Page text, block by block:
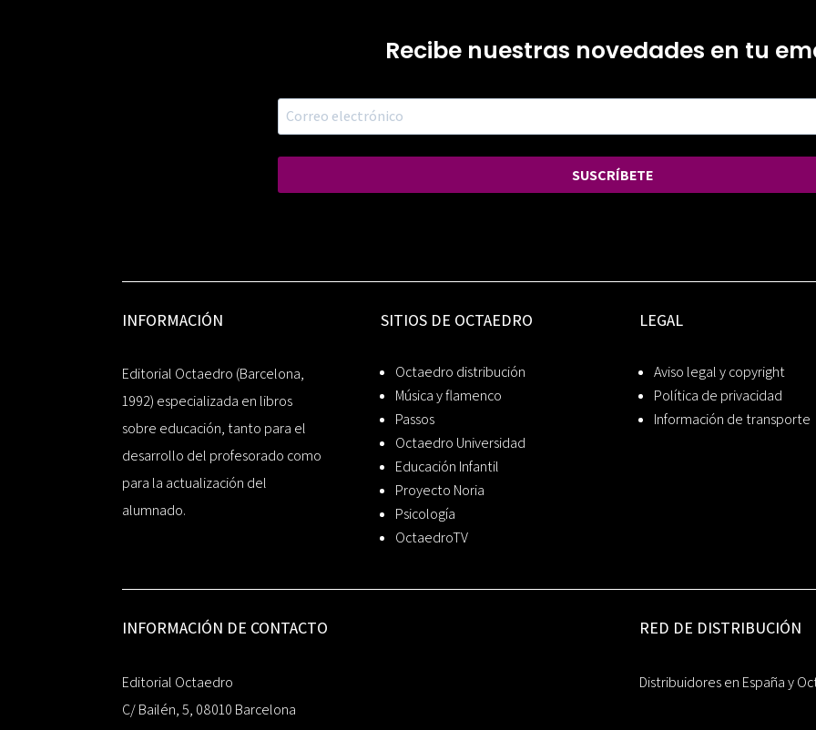
Recibe nuestras novedades en tu
SUSCRÍBETE
INFORMACIÓN
Editorial Octaedro (Barcelona,
1992) especializada en libros
sobre educación, tanto para el
desarrollo del profesorado como
para la actualización del
alumnado.
SITIOS DE OCTAEDRO
Octaedro distribución
Música y flamenco
Passos
Octaedro Universidad
Educación Infantil
Proyecto Noria
Psicología
OctaedroTV
LEGAL
Aviso legal y copyright
Política de privacidad
Información de transporte
INFORMACIÓN DE CONTACTO
Editorial Octaedro
C/ Bailén, 5, 08010 Barcelona
RED DE DISTRIBUCIÓN
Distribuidores en España y